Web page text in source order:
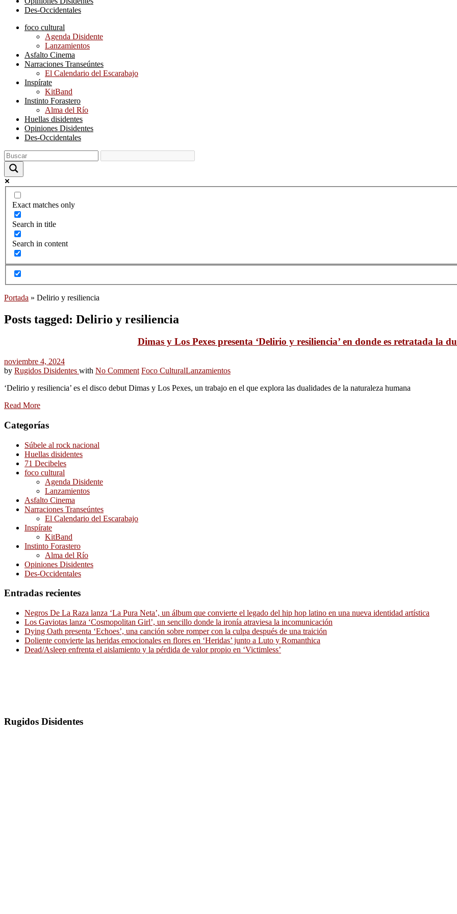
Des-Occidentales
foco cultural
Agenda Disidente
Lanzamientos
Asfalto Cinema
Narraciones Transeúntes
El Calendario del Escarabajo
Inspírate
KitBand
Instinto Forastero
Alma del Río
Huellas disidentes
Opiniones Disidentes
Des-Occidentales
Exact matches only
Search in title
Search in content
Portada » Delirio y resiliencia
Posts tagged: Delirio y resiliencia
Dimas y Los Pexes presenta ‘Delirio y resiliencia’ en donde es retratada la
noviembre 4, 2024
by Rugidos Disidentes with No Comment Foco CulturalLanzamientos
‘Delirio y resiliencia’ es el disco debut Dimas y Los Pexes, un trabajo en el que explora las dualidades de la naturaleza humana
Read More
Categorías
Súbele al rock nacional
Huellas disidentes
71 Decibeles
foco cultural
Agenda Disidente
Lanzamientos
Asfalto Cinema
Narraciones Transeúntes
El Calendario del Escarabajo
Inspírate
KitBand
Instinto Forastero
Alma del Río
Opiniones Disidentes
Des-Occidentales
Entradas recientes
Negros De La Raza lanza ‘La Pura Neta’, un álbum que convierte el legado del hip hop latino en una nueva identidad artística
Los Gaviotas lanza ‘Cosmopolitan Girl’, un sencillo donde la ironía atraviesa la incomunicación
Dying Oath presenta ‘Echoes’, una canción sobre romper con la culpa después de una traición
Doliente convierte las heridas emocionales en flores en ‘Heridas’ junto a Luto y Romanthica
Dead/Asleep enfrenta el aislamiento y la pérdida de valor propio en ‘Victimless’
Rugidos Disidentes